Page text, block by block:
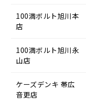
100満ボルト旭川本
店
100満ボルト旭川永
山店
ケーズデンキ 帯広
音更店